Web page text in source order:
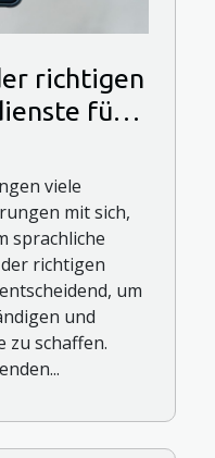
richtigen
für
viele
mit sich,
sprachliche
richtigen
um
und
zu schaffen.